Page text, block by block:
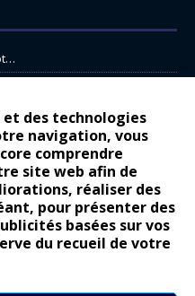
et des technologies
navigation, vous
comprendre
site web afin de
réaliser des
pour présenter des
basées sur vos
du recueil de votre
Citroën
légende
: pour les gens vrais